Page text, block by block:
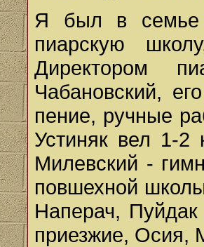
Я был в семье
пиарскую
Директором
Чабановский,
пение, ручные
Устиняк вел 1-2
Милевский -
повшехной
Наперач,
приезжие, Осия,